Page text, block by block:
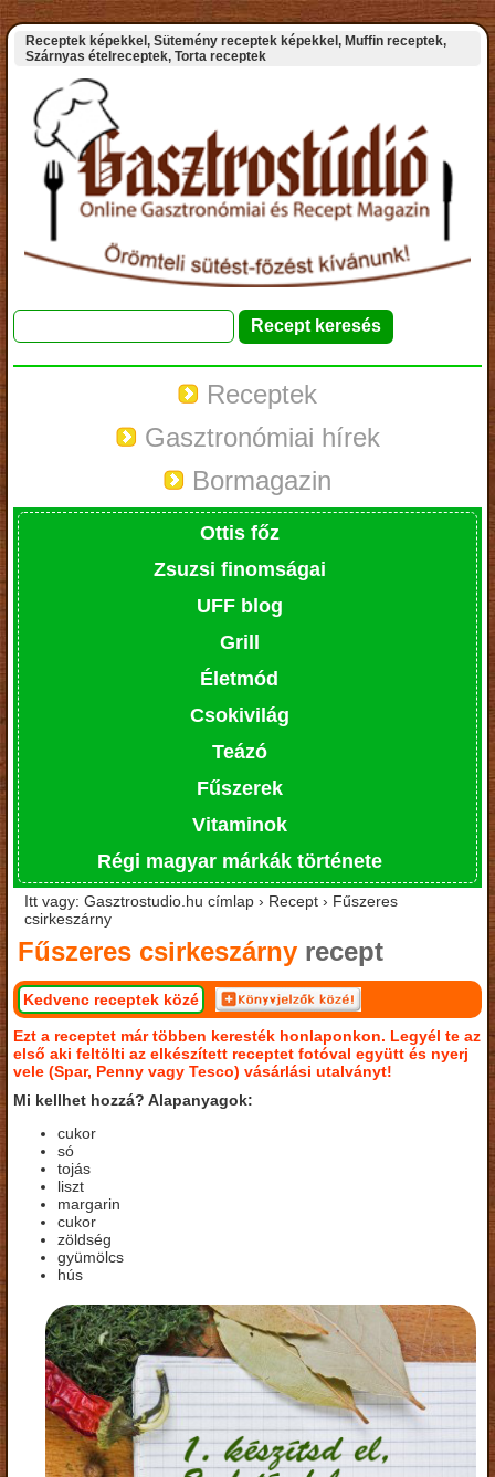
Receptek képekkel, Sütemény receptek képekkel, Muffin receptek,
Szárnyas ételreceptek, Torta receptek
Receptek
Gasztronómiai hírek
Bormagazin
Ottis főz
Zsuzsi finomságai
UFF blog
Grill
Életmód
Csokivilág
Teázó
Fűszerek
Vitaminok
Régi magyar márkák története
Itt vagy: Gasztrostudio.hu címlap › Recept › Fűszeres
csirkeszárny
Fűszeres csirkeszárny recept
Kedvenc receptek közé
Ezt a receptet már többen keresték honlaponkon. Legyél te az
első aki feltölti az elkészített receptet fotóval együtt és nyerj
vele (Spar, Penny vagy Tesco) vásárlási utalványt!
Mi kellhet hozzá? Alapanyagok:
cukor
só
tojás
liszt
margarin
cukor
zöldség
gyümölcs
hús